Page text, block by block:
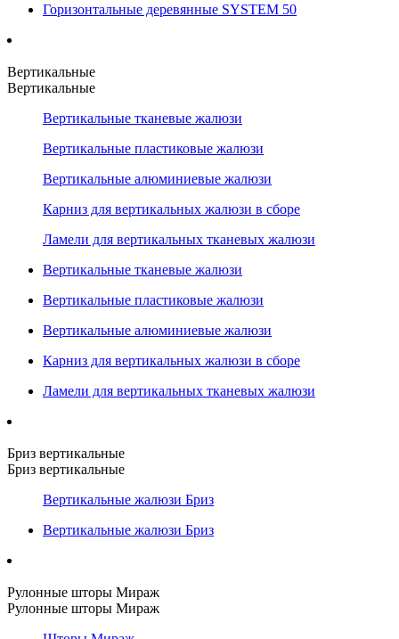
Горизонтальные деревянные SYSTEM 50
Вертикальные
Вертикальные
Вертикальные тканевые жалюзи
Вертикальные пластиковые жалюзи
Вертикальные алюминиевые жалюзи
Карниз для вертикальных жалюзи в сборе
Ламели для вертикальных тканевых жалюзи
Вертикальные тканевые жалюзи
Вертикальные пластиковые жалюзи
Вертикальные алюминиевые жалюзи
Карниз для вертикальных жалюзи в сборе
Ламели для вертикальных тканевых жалюзи
Бриз вертикальные
Бриз вертикальные
Вертикальные жалюзи Бриз
Вертикальные жалюзи Бриз
Рулонные шторы Мираж
Рулонные шторы Мираж